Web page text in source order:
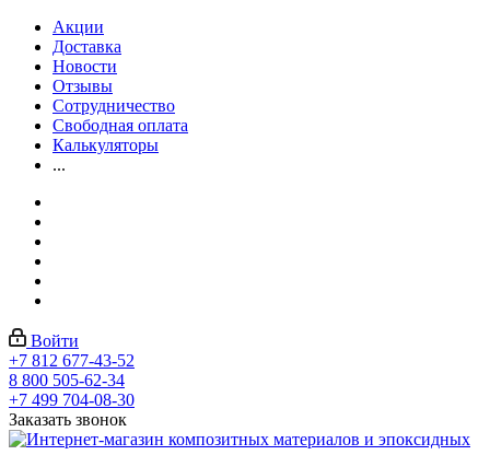
Акции
Доставка
Новости
Отзывы
Сотрудничество
Свободная оплата
Калькуляторы
...
Войти
+7 812 677-43-52
8 800 505-62-34
+7 499 704-08-30
Заказать звонок